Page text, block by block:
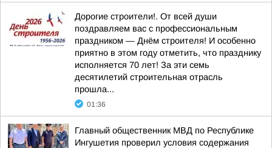
Дорогие строители!. От всей души
поздравляем вас с профессиональным
праздником — Днём строителя! И особенно
приятно в этом году отметить, что празднику
исполняется 70 лет! За эти семь
десятилетий строительная отрасль
прошла...
01:36
Главный общественник МВД по Республике
Ингушетия проверил условия содержания